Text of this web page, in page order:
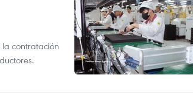
contratación